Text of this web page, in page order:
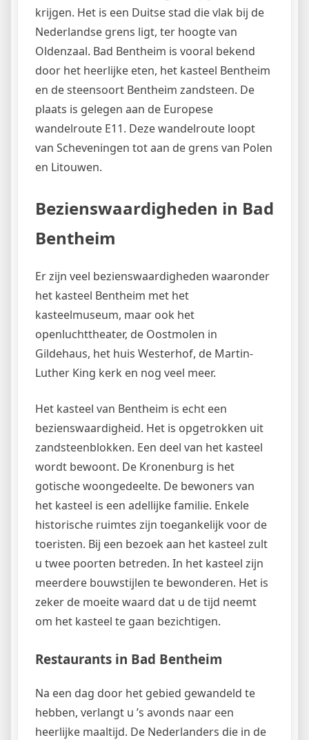
krijgen. Het is een Duitse stad die vlak bij de
Nederlandse grens ligt, ter hoogte van
Oldenzaal. Bad Bentheim is vooral bekend
door het heerlijke eten, het kasteel Bentheim
en de steensoort Bentheim zandsteen. De
plaats is gelegen aan de Europese
wandelroute E11. Deze wandelroute loopt
van Scheveningen tot aan de grens van Polen
en Litouwen.
Bezienswaardigheden in Bad
Bentheim
Er zijn veel bezienswaardigheden waaronder
het kasteel Bentheim met het
kasteelmuseum, maar ook het
openluchttheater, de Oostmolen in
Gildehaus, het huis Westerhof, de Martin-
Luther King kerk en nog veel meer.
Het kasteel van Bentheim is echt een
bezienswaardigheid. Het is opgetrokken uit
zandsteenblokken. Een deel van het kasteel
wordt bewoont. De Kronenburg is het
gotische woongedeelte. De bewoners van
het kasteel is een adellijke familie. Enkele
historische ruimtes zijn toegankelijk voor de
toeristen. Bij een bezoek aan het kasteel zult
u twee poorten betreden. In het kasteel zijn
meerdere bouwstijlen te bewonderen. Het is
zeker de moeite waard dat u de tijd neemt
om het kasteel te gaan bezichtigen.
Restaurants in Bad Bentheim
Na een dag door het gebied gewandeld te
hebben, verlangt u ’s avonds naar een
heerlijke maaltijd. De Nederlanders die in de